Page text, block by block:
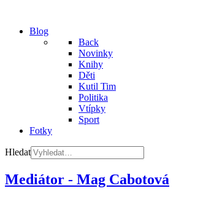
Blog
Back
Novinky
Knihy
Děti
Kutil Tim
Politika
Vtípky
Sport
Fotky
Hledat
Mediátor - Mag Cabotová